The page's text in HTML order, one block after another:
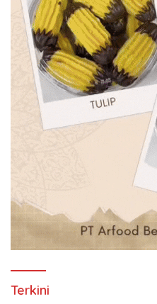
Terkini